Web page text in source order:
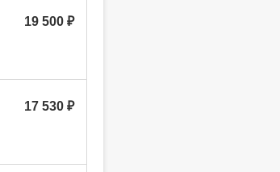
19 500 ₽
17 530 ₽